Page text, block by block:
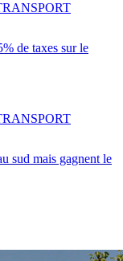
de taxes sur le
sud mais gagnent le